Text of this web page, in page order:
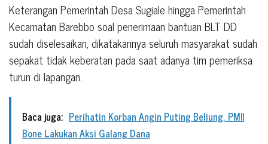
Keterangan Pemerintah Desa Sugiale hingga Pemerintah
Kecamatan Barebbo soal penerimaan bantuan BLT DD
sudah diselesaikan, dikatakannya seluruh masyarakat sudah
sepakat tidak keberatan pada saat adanya tim pemeriksa
turun di lapangan.
Baca juga: Perihatin Korban Angin Puting Beliung, PMII
Bone Lakukan Aksi Galang Dana